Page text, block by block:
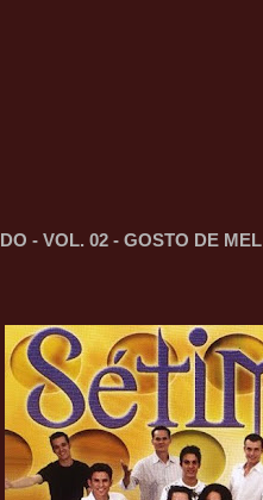
- VOL. 02 - GOSTO DE MEL